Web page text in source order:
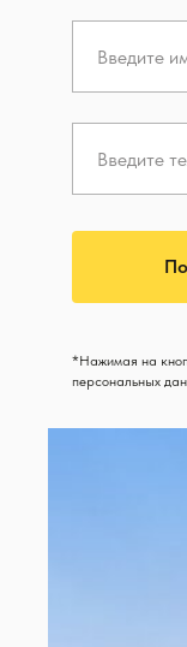
*Нажимая на
персональных